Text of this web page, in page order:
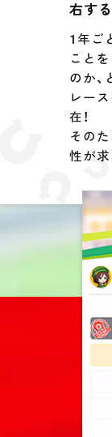
右する
1年ご
ことを
のか、
レー
在！
その
性が求